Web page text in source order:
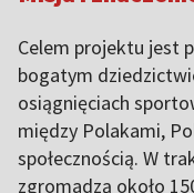
Celem projektu jest
bogatym
osiągnięciach
między Polakami,
społecznością. W
zgromadzą około